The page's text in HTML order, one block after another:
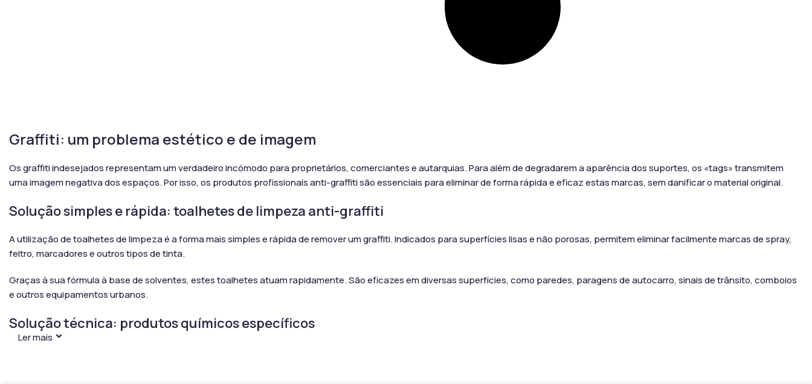
Graffiti: um problema estético e de imagem
Os graffiti indesejados representam um verdadeiro incómodo para proprietários, comerciantes e autarquias. Para além de degradarem a aparência dos suportes, os «tags» transmitem
uma imagem negativa dos espaços. Por isso, os produtos profissionais anti-graffiti são essenciais para eliminar de forma rápida e eficaz estas marcas, sem danificar o material original.
Solução simples e rápida: toalhetes de limpeza anti-graffiti
A utilização de toalhetes de limpeza é a forma mais simples e rápida de remover um graffiti. Indicados para superfícies lisas e não porosas, permitem eliminar facilmente marcas de spray,
feltro, marcadores e outros tipos de tinta.
Graças à sua fórmula à base de solventes, estes toalhetes atuam rapidamente. São eficazes em diversas superfícies, como paredes, paragens de autocarro, sinais de trânsito, comboios
e outros equipamentos urbanos.
Solução técnica: produtos químicos específicos
Ler mais